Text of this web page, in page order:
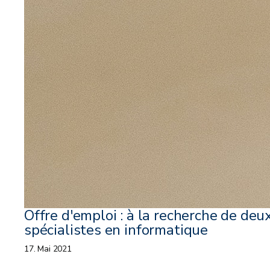
Offre d'emploi : à la recherche de
spécialistes en informatique
17. Mai 2021